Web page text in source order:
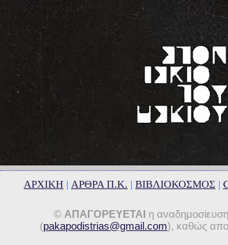
ΑΡΧΙΚΗ | ΑΡΘΡΑ Π.Κ. | ΒΙΒΛΙΟΚΟΣΜΟΣ |
© ΑΠΑΓΟΡΕΥΕΤΑΙ η
(pakapodistrias@gmail.com), καθώς